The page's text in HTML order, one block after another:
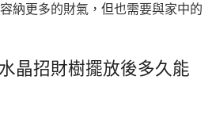
納更多的財氣，但也需要與家中的
晶招財樹擺放後多久能